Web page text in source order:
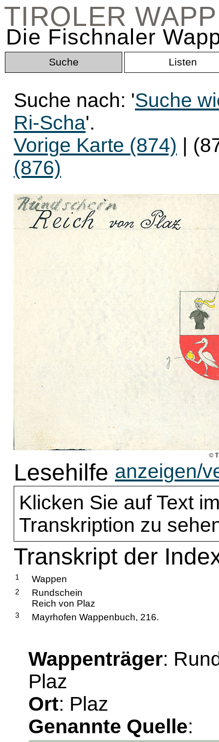
TIROLER
Die Fischnaler
Suche Listen
Suche nach: 'Suche
Ri-Scha'.
Vorige Karte (874) |
(876)
Lesehilfe anzeigen/
Klicken Sie auf Text
Transkription zu
Transkript der
1 Wappen
2
Rundschein
Reich von Plaz
3 Mayrhofen Wappenbuch, 216.
Wappenträger:
Plaz
Ort: Plaz
Genannte Quelle: